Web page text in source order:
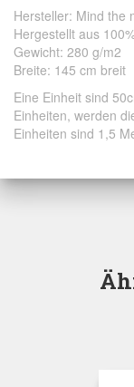
Hersteller: Mind the
Hergestellt aus
Gewicht: 280 g/m2
Breite: 145 cm breit
Eine Einheit sind
Einheiten, werden
Einheiten sind 1,5